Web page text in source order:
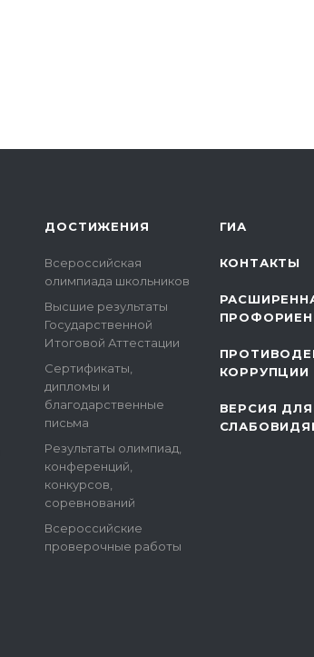
ДОСТИЖЕНИЯ
Всероссийская
олимпиада школьников
Высшие результаты
Государственной
Итоговой Аттестации
Сертификаты,
дипломы и
благодарственные
письма
Результаты олимпиад,
конференций,
конкурсов,
соревнований
Всероссийские
проверочные работы
ГИА
КОНТАКТЫ
КОРРУПЦИИ
ВЕРСИЯ ДЛЯ